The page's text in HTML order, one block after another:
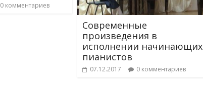
0 комментариев
Современные
произведения в
исполнении начинающих
пианистов
07.12.2017 0 комментариев